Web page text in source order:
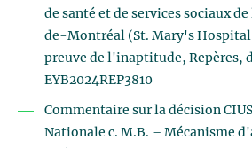
de santé et de services sociaux
de-Montréal (St. Mary's Hospital
preuve de l'inaptitude, Repères,
EYB2024REP3810
Commentaire sur la décision
Nationale c. M.B. – Mécanisme